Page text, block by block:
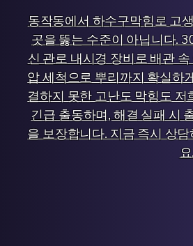
동작동에서 하수구막힘로 고
곳을 뚫는 수준이 아닙니다.
신 관로 내시경 장비로 배관
압 세척으로 뿌리까지 확실하
결하지 못한 고난도 막힘도
긴급 출동하며, 해결 실패 시
을 보장합니다. 지금 즉시 상